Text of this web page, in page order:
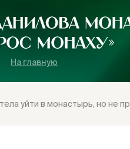
На главную
уйти в монастырь, но не